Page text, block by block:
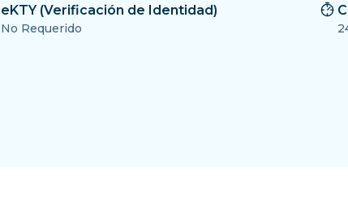
eKTY (Verificación de Identidad)
No Requerido